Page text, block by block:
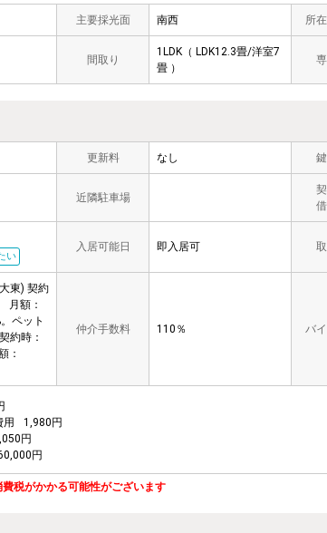
主要採光面 南西 所
間取り
1LDK（ LDK12.3畳/洋室7
畳 ）
更新料 なし
近隣駐車場
い
入居可能日 即入居可
東) 契約
月額：
ペット
約時：
：
仲介手数料 110％ バ
1,980円
円
円
税がかかる可能性がございます